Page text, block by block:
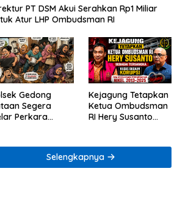
PT DSM Akui Serahkan Rp1 Miliar
Atur LHP Ombudsman RI
Gedong
Segera
Perkara
Lumbirejo
Kejagung Tetapkan
Ketua Ombudsman
RI Hery Susanto
Tata Kelola
Tambang Nikel
Selengkapnya